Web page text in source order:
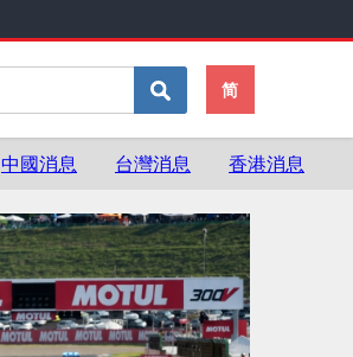
简
中國消息 台灣消息 香港消息